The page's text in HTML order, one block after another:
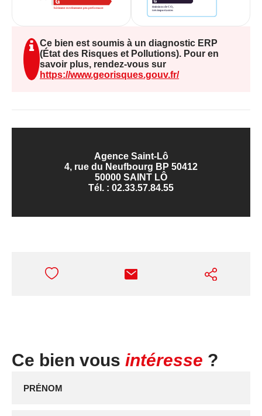
Ce bien est soumis à un diagnostic ERP
(État des Risques et Pollutions). Pour en
savoir plus, rendez-vous sur
https://www.georisques.gouv.fr/
Agence Saint-Lô
4, rue du Neufbourg BP 50412
50000 SAINT LÔ
Tél. : 02.33.57.84.55
Ce bien vous intéresse ?